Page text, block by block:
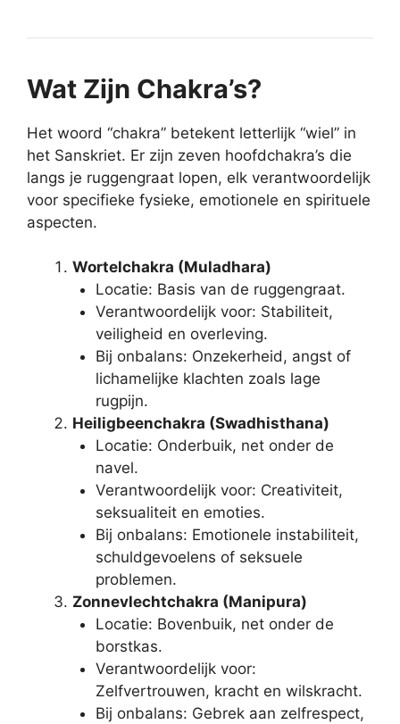
Wat Zijn Chakra’s?
Het woord “chakra” betekent letterlijk “wiel” in
het Sanskriet. Er zijn zeven hoofdchakra’s die
langs je ruggengraat lopen, elk verantwoordelijk
voor specifieke fysieke, emotionele en spirituele
aspecten.
Wortelchakra (Muladhara)
Locatie: Basis van de ruggengraat.
Verantwoordelijk voor: Stabiliteit,
veiligheid en overleving.
Bij onbalans: Onzekerheid, angst of
lichamelijke klachten zoals lage
rugpijn.
Heiligbeenchakra (Swadhisthana)
Locatie: Onderbuik, net onder de
navel.
Verantwoordelijk voor: Creativiteit,
seksualiteit en emoties.
Bij onbalans: Emotionele instabiliteit,
schuldgevoelens of seksuele
problemen.
Zonnevlechtchakra (Manipura)
Locatie: Bovenbuik, net onder de
borstkas.
Verantwoordelijk voor:
Zelfvertrouwen, kracht en wilskracht.
Bij onbalans: Gebrek aan zelfrespect,